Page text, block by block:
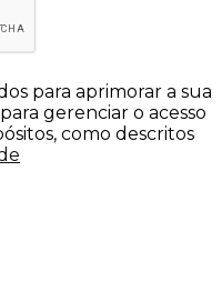
para aprimorar a sua
gerenciar o acesso
como descritos